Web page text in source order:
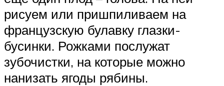
рисуем или пришпиливаем на
французскую булавку глазки-
бусинки. Рожками послужат
зубочистки, на которые можно
нанизать ягоды рябины.